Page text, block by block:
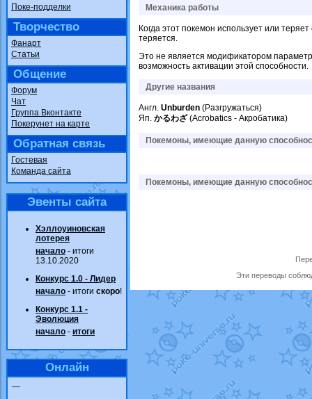
Поке-подделки
Творчество
Фанарт
Статьи
Общение
Форум
Чат
Группа Вконтакте
Покерунет на карте
Обратная связь
Гостевая
Команда сайта
Эвенты сайта
Хэллоуиновская
лотерея
начало - итоги
13.10.2020
Конкурс 1.0 - Лидер
начало - итоги скоро!
Конкурс 1.1 -
Эволюция
начало - итоги
Онлайн
—
Механика работы
Когда этот покемон использует или
теряется.
Это не является модификатором
возможность активации этой способности.
Другие названия
Англ. Unburden (Разгружаться)
Яп. かるわざ(Acrobatics - Акробатика)
Покемоны, имеющие данную
Покемоны, имеющие данную
Эти переводы